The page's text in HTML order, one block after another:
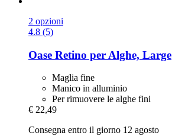
2 opzioni
4.8 (5)
Oase Retino per Alghe, Large
Maglia fine
Manico in alluminio
Per rimuovere le alghe fini
€ 22,49
Consegna entro il giorno 12 agosto